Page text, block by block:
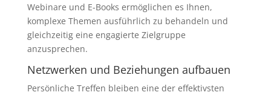
Webinare und E-Books ermöglichen es Ihnen,
komplexe Themen ausführlich zu behandeln und
gleichzeitig eine engagierte Zielgruppe
anzusprechen.
Netzwerken und Beziehungen aufbauen
Persönliche Treffen bleiben eine der effektivsten